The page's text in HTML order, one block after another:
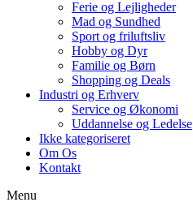
Ferie og Lejligheder
Mad og Sundhed
Sport og friluftsliv
Hobby og Dyr
Familie og Børn
Shopping og Deals
Industri og Erhverv
Service og Økonomi
Uddannelse og Ledelse
Ikke kategoriseret
Om Os
Kontakt
Menu